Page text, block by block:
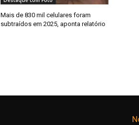
Mais de 830 mil celulares foram
subtraídos em 2025, aponta relatório